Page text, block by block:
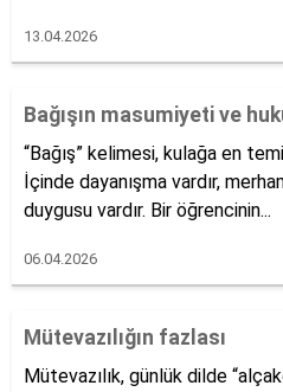
13.04.2026
Bağışın masumiyeti ve
“Bağış” kelimesi, kulağa en
İçinde dayanışma vardır,
duygusu vardır. Bir öğrencinin...
06.04.2026
Mütevazılığın fazlası
Mütevazılık, günlük dilde